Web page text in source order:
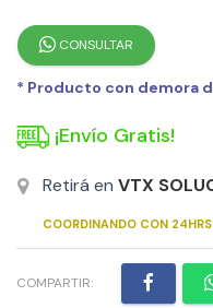
CONSULTAR
* Producto con demora
¡Envío Gratis!
Retirá en VTX
COORDINANDO CON
COMPARTIR: